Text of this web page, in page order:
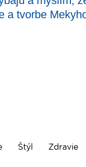
a tvorbe
Štýl Zdravie